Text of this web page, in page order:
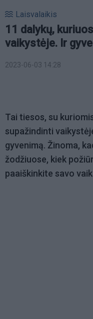
Laisvalaikis
11 dalykų,
vaikystėje. Ir
2023-06-03 14:28
Tai tiesos, su
supažindinti
gyvenimą. Žinoma,
žodžiuose, kiek
paaiškinkite savo